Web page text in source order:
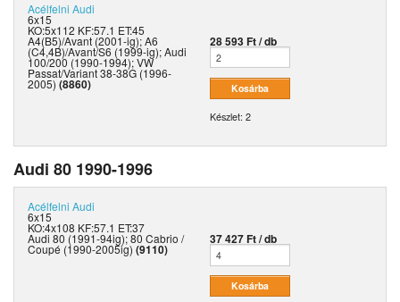
Acélfelni Audi
6x15
KO:5x112 KF:57.1 ET:45
A4(B5)/Avant (2001-ig); A6
(C4,4B)/Avant/S6 (1999-ig); Audi
100/200 (1990-1994); VW
Passat/Variant 38-38G (1996-
2005) (8860)
28 593 Ft / db
Készlet: 2
Audi 80 1990-1996
Acélfelni Audi
6x15
KO:4x108 KF:57.1 ET:37
Audi 80 (1991-94ig); 80 Cabrio /
Coupé (1990-2005ig) (9110)
37 427 Ft / db